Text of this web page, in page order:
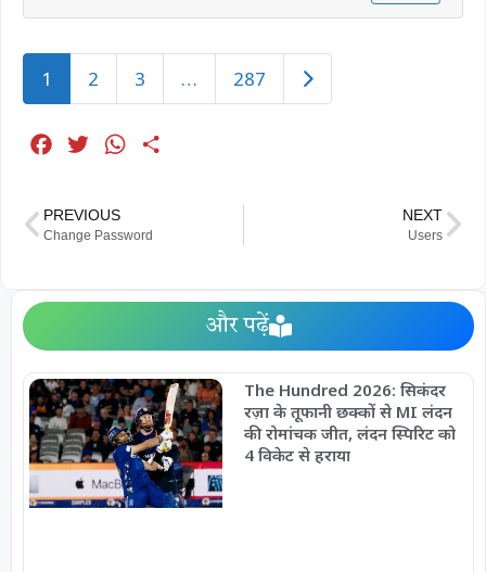
1 2 3 … 287 Older posts
e
o
t
e
W
t
A
PREVIOUS
Change Password
NEXT
Users
और पढ़ें
The Hundred 2026: सिकंदर
रज़ा के तूफानी छक्कों से MI लंदन
की रोमांचक जीत, लंदन स्पिरिट को
4 विकेट से हराया